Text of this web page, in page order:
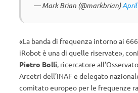
— Mark Brian (@markbrian)
«La banda di frequenza intorno ai
iRobot è una di quelle riservate»,
Pietro Bolli, ricercatore
Arcetri dell’INAF e delegato
comitato europeo per le frequenze